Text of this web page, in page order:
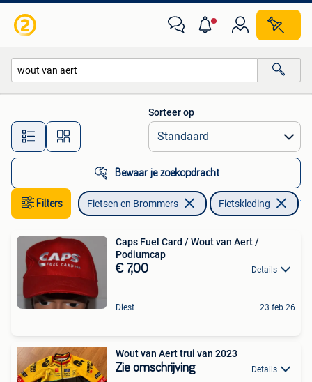
Alle afstanden…
Sorteer op
Bewaar je zoekopdracht
Filters Fietsen en Brommers Fietskleding
Caps Fuel Card / Wout van Aert /
Podiumcap
€ 7,00 Details
Diest 23 feb 26
Wout van Aert trui van 2023
Zie omschrijving Details